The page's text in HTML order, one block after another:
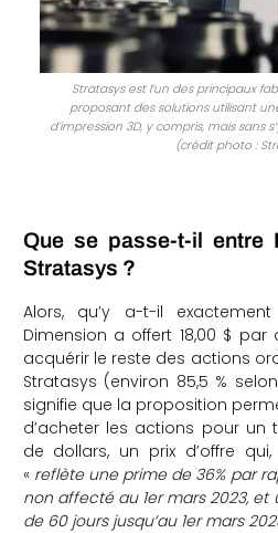
Stratasys est l’un des principaux
proposant des solutions utilisant
d’impression 3D, y compris, mais sans
(crédit photo :
Que se passe-t-il entre
Stratasys ?
Alors, qu’y a-t-il
Dimension a offert 18,00 $
acquérir le reste des actions
Stratasys (environ 85,5 %
signifie que la proposition
d’acheter les actions pour un
de dollars, un prix d’offre
« reflète une prime de 36% par
non affecté au 1er mars 2023, et
de 60 jours jusqu’au 1er mars